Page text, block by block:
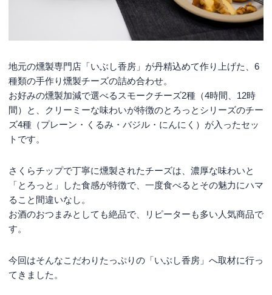
地元の燻製専門店「いぶし香房」が丹精込めて作り上げた、6
種類の手作り燻製チーズの詰め合わせ。
お好みの燻製加減で選べるスモークチーズ2種（4時間、12時
間）と、クリーミーな味わいが特徴のとろっとシリーズのチー
ズ4種（プレーン・くるみ・バジル・にんにく）が入ったセッ
トです。
さくらチップで丁寧に燻製されたチーズは、濃厚な味わいと
「とろっと」した食感が特徴で、一度食べるとその魅力にハマ
ること間違いなし。
お酒のおつまみとしても絶品で、リピーターも多い人気商品で
す。
今回はそんなこだわりたっぷりの「いぶし香房」へ取材に行っ
てきました。